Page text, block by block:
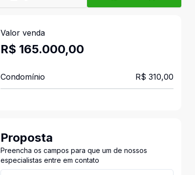
Valor venda
R$ 165.000,00
Condomínio R$ 310,00
Proposta
Preencha os campos para que um de nossos
especialistas entre em contato